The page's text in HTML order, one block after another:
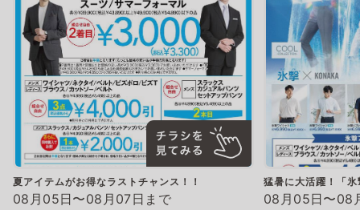
夏アイテムがお得なラストチャンス！！
08月05日〜08月07日まで
猛暑に大活躍！「
08月05日〜08